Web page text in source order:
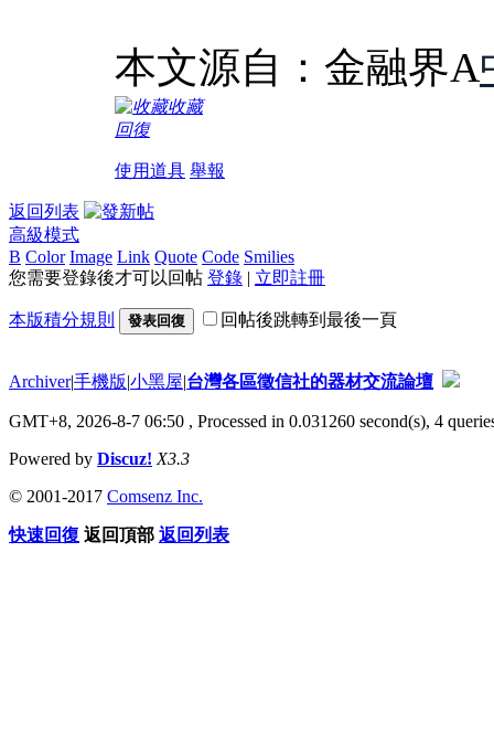
本文源自：金融界A
收藏
回復
使用道具 舉報
返回列表
高級模式
B Color Image Link Quote Code Smilies
您需要登錄後才可以回帖 登錄 | 立即註冊
本版積分規則 發表回復 回帖後跳轉到最後一頁
Archiver|手機版|小黑屋|台灣各區徵信社的器材交流論壇
GMT+8, 2026-8-7 06:50 , Processed in 0.031260 second(s), 4
Powered by Discuz! X3.3
© 2001-2017 Comsenz Inc.
快速回復 返回頂部 返回列表